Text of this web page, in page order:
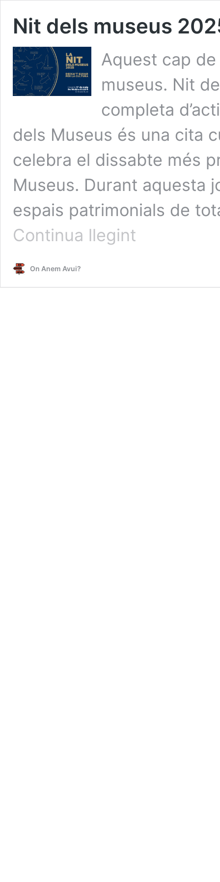
Nit dels museus
Aquest cap
museus. Nit
completa
dels Museus és una cita
celebra el dissabte més
Museus. Durant aquesta
espais patrimonials de
Continua llegint
On Anem Avui?